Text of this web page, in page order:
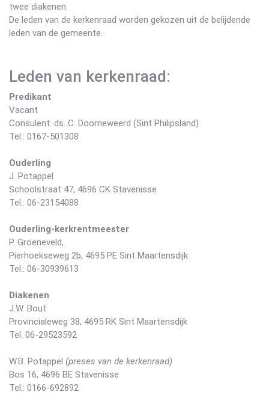
twee diakenen.
De leden van de kerkenraad worden gekozen uit de belijdende
leden van de gemeente.
Leden van kerkenraad:
Predikant
Vacant
Consulent: ds. C. Doorneweerd (Sint Philipsland)
Tel.: 0167-501308
Ouderling
J. Potappel
Schoolstraat 47, 4696 CK Stavenisse
Tel.: 06-23154088
Ouderling-kerkrentmeester
P. Groeneveld,
Pierhoekseweg 2b, 4695 PE Sint Maartensdijk
Tel.: 06-30939613
Diakenen
J.W. Bout
Provincialeweg 38, 4695 RK Sint Maartensdijk
Tel. 06-29523592
W.B. Potappel (preses van de kerkenraad)
Bos 16, 4696 BE Stavenisse
Tel.: 0166-692892